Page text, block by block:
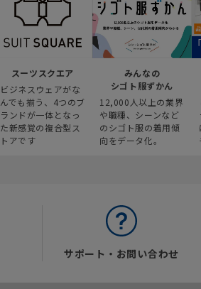
スーツスクエア
ビジネスウェアがな
んでも揃う、4つのブ
ランドが一体となっ
た新感覚の複合型ス
トアです
みんなの
シゴト服ずかん
12,000人以上の業界
や職種、シーンなど
のシゴト服の着用傾
向をデータ化。
サポート・お問い合わせ